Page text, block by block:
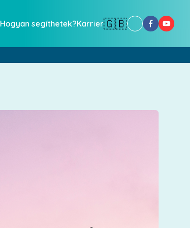
Hogyan segíthetek?Karrier🇬🇧